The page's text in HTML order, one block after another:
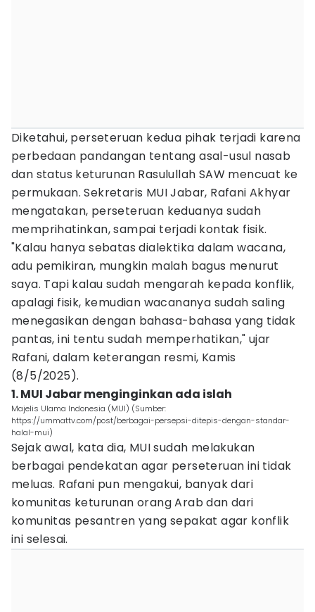
Diketahui, perseteruan kedua pihak terjadi karena
perbedaan pandangan tentang asal-usul nasab
dan status keturunan Rasulullah SAW mencuat ke
permukaan. Sekretaris MUI Jabar, Rafani Akhyar
mengatakan, perseteruan keduanya sudah
memprihatinkan, sampai terjadi kontak fisik.
"Kalau hanya sebatas dialektika dalam wacana,
adu pemikiran, mungkin malah bagus menurut
saya. Tapi kalau sudah mengarah kepada konflik,
apalagi fisik, kemudian wacananya sudah saling
menegasikan dengan bahasa-bahasa yang tidak
pantas, ini tentu sudah memperhatikan," ujar
Rafani, dalam keterangan resmi, Kamis
(8/5/2025).
1. MUI Jabar menginginkan ada islah
Majelis Ulama Indonesia (MUI) (Sumber:
https://ummattv.com/post/berbagai-persepsi-ditepis-dengan-standar-
halal-mui)
Sejak awal, kata dia, MUI sudah melakukan
berbagai pendekatan agar perseteruan ini tidak
meluas. Rafani pun mengakui, banyak dari
komunitas keturunan orang Arab dan dari
komunitas pesantren yang sepakat agar konflik
ini selesai.